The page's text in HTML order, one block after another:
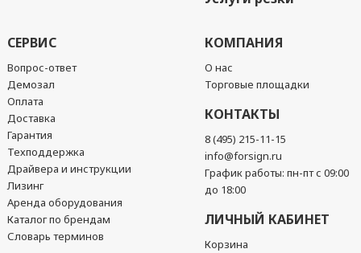
СЕРВИС
Вопрос-ответ
Демозал
Оплата
Доставка
Гарантия
Техподдержка
Драйвера и инструкции
Лизинг
Аренда оборудования
Каталог по брендам
Словарь терминов
КОМПАНИЯ
О нас
Торговые площадки
КОНТАКТЫ
8 (495) 215-11-15
info@forsign.ru
График работы: пн-пт с 09:00
до 18:00
ЛИЧНЫЙ КАБИНЕТ
Корзина